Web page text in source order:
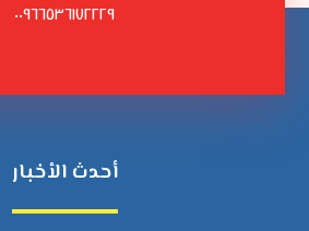
٠٠٩٦٦٥٣٦١٧٢٢٢٩
أحدث الأخبار